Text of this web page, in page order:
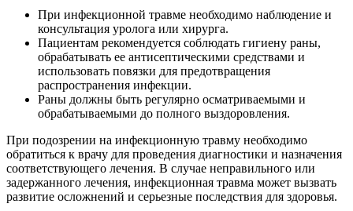
При инфекционной травме необходимо наблюдение и
консультация уролога или хирурга.
Пациентам рекомендуется соблюдать гигиену раны,
обрабатывать ее антисептическими средствами и
использовать повязки для предотвращения
распространения инфекции.
Раны должны быть регулярно осматриваемыми и
обрабатываемыми до полного выздоровления.
При подозрении на инфекционную травму необходимо
обратиться к врачу для проведения диагностики и назначения
соответствующего лечения. В случае неправильного или
задержанного лечения, инфекционная травма может вызвать
развитие осложнений и серьезные последствия для здоровья.